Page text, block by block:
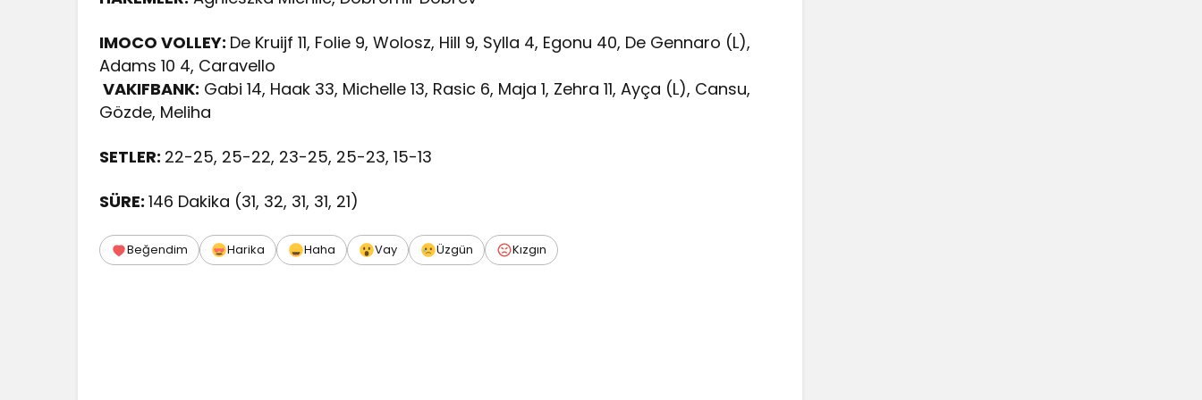
IMOCO VOLLEY: De Kruijf 11, Folie 9, Wolosz, Hill 9, Sylla 4, Egonu 40, De Gennaro (L),
Adams 10 4, Caravello
VAKIFBANK: Gabi 14, Haak 33, Michelle 13, Rasic 6, Maja 1, Zehra 11, Ayça (L), Cansu,
Gözde, Meliha
SETLER: 22-25, 25-22, 23-25, 25-23, 15-13
SÜRE:146 Dakika (31, 32, 31, 31, 21)
Beğendim Harika Haha Vay Üzgün Kızgın